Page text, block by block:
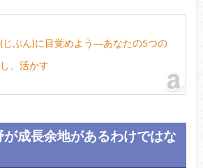
じぶん)に目覚めよう―あなたの5つの
、活かす
が成長余地があるわけではな